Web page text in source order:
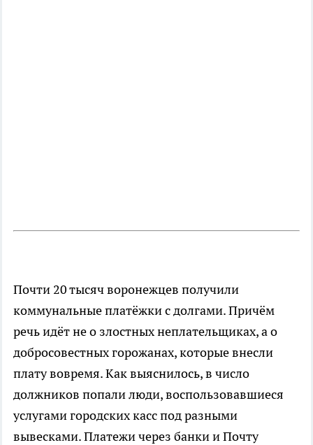
Почти 20 тысяч воронежцев получили
коммунальные платёжки с долгами. Причём
речь идёт не о злостных неплательщиках, а о
добросовестных горожанах, которые внесли
плату вовремя. Как выяснилось, в число
должников попали люди, воспользовавшиеся
услугами городских касс под разными
вывесками. Платежи через банки и Почту